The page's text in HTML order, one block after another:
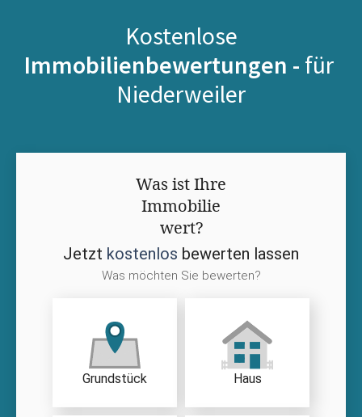
Kostenlose
Immobilienbewertungen - für
Niederweiler
Was ist Ihre
Immobilie
wert?
Jetzt kostenlos bewerten lassen
Was möchten Sie bewerten?
Grundstück Haus